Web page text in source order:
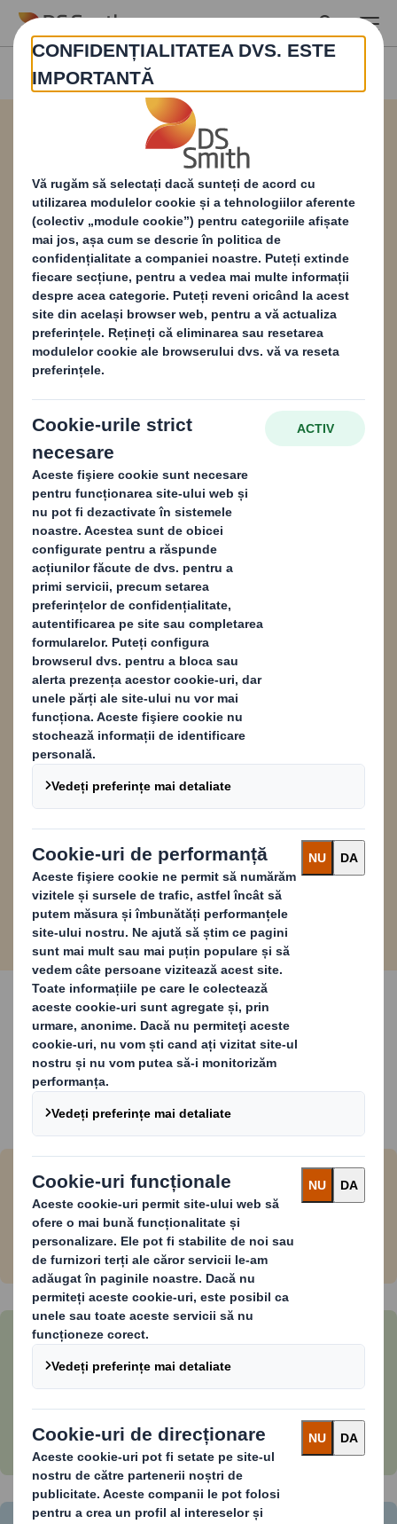
Skip to main content
Hârtia irosită: calea
către o reciclare mai
bună
DS Smith prezintă un raport cuprinzător care
analizează ratele actuale de reciclare pentru
ambalajele din hârtie și carton din Europa și
oportunitatea pe care o avem de a atinge
aspirația privind rata de reciclare țintă de 90%
până în 2030.
Conținut blocat
Pentru a vedea acest conținut, trebuie să optați pentru cookies de
"performanță"
Powered by
Descărcați aici
PDF
Citiți mai mult
Bloguri și știri
Vedeți turul nostru virtual al fabricii
de hârtie Zarnesti
Aflați mai multe despre Strategia
noastră de sustenabilitate Now &
Next